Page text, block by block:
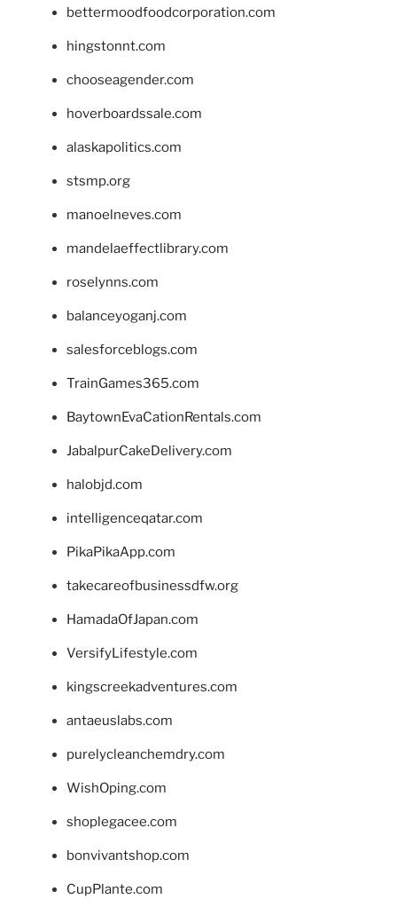
bettermoodfoodcorporation.com
hingstonnt.com
chooseagender.com
hoverboardssale.com
alaskapolitics.com
stsmp.org
manoelneves.com
mandelaeffectlibrary.com
roselynns.com
balanceyoganj.com
salesforceblogs.com
TrainGames365.com
BaytownEvaCationRentals.com
JabalpurCakeDelivery.com
halobjd.com
intelligenceqatar.com
PikaPikaApp.com
takecareofbusinessdfw.org
HamadaOfJapan.com
VersifyLifestyle.com
kingscreekadventures.com
antaeuslabs.com
purelycleanchemdry.com
WishOping.com
shoplegacee.com
bonvivantshop.com
CupPlante.com